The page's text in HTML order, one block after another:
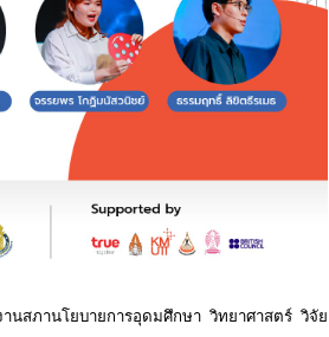
นสภานโยบายการอุดมศึกษา วิทยาศาสตร์ วิจัย